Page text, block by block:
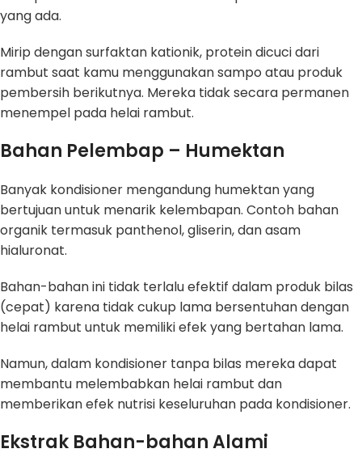
yang ada.
Mirip dengan surfaktan kationik, protein dicuci dari
rambut saat kamu menggunakan sampo atau produk
pembersih berikutnya. Mereka tidak secara permanen
menempel pada helai rambut.
Bahan Pelembap – Humektan
Banyak kondisioner mengandung humektan yang
bertujuan untuk menarik kelembapan. Contoh bahan
organik termasuk panthenol, gliserin, dan asam
hialuronat.
Bahan-bahan ini tidak terlalu efektif dalam produk bilas
(cepat) karena tidak cukup lama bersentuhan dengan
helai rambut untuk memiliki efek yang bertahan lama.
Namun, dalam kondisioner tanpa bilas mereka dapat
membantu melembabkan helai rambut dan
memberikan efek nutrisi keseluruhan pada kondisioner.
Ekstrak Bahan-bahan Alami